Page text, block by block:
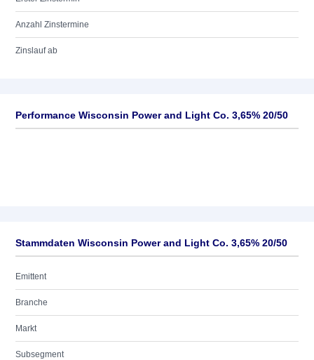
Anzahl Zinstermine
Zinslauf ab
Performance Wisconsin Power and Light Co. 3,65% 20/50
Stammdaten Wisconsin Power and Light Co. 3,65% 20/50
Emittent
Branche
Markt
Subsegment